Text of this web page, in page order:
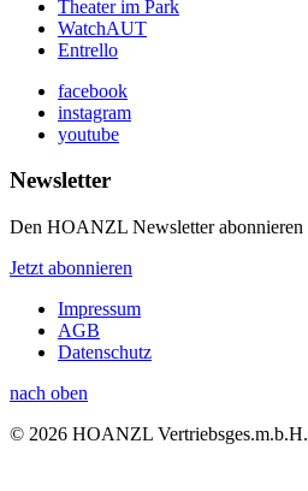
Theater im Park
WatchAUT
Entrello
facebook
instagram
youtube
Newsletter
Den HOANZL Newsletter abonnieren
Jetzt abonnieren
Impressum
AGB
Datenschutz
nach oben
© 2026 HOANZL Vertriebsges.m.b.H.